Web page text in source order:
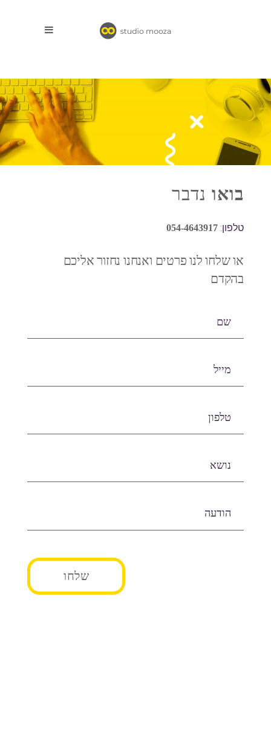
בואו נדבר
טלפון: 054-4643917
או שלחו לנו פרטים ואנחנו נחזור אליכם
בהקדם